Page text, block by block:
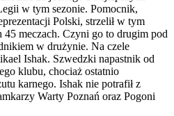
w tym sezonie. Pomocnik,
Polski, strzelił w tym
meczach. Czyni go to drugim pod
w drużynie. Na czele
Ishak. Szwedzki napastnik od
klubu, chociaż ostatnio
karnego. Ishak nie potrafił z
Warty Poznań oraz Pogoni